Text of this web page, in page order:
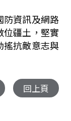
防資訊及網路
位疆土，堅實
搖抗敵意志與
回上頁